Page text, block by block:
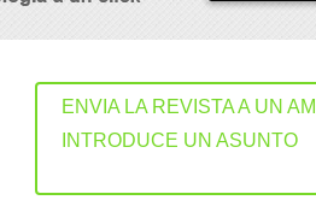
ENVIA LA REVISTA A UN
INTRODUCE UN ASUNTO